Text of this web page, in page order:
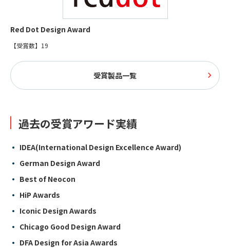
Red Dot Design Award
【受賞数】19
受賞製品一覧
過去の受賞アワード実績
IDEA(International Design Excellence Award)
German Design Award
Best of Neocon
HiP Awards
Iconic Design Awards
Chicago Good Design Award
DFA Design for Asia Awards